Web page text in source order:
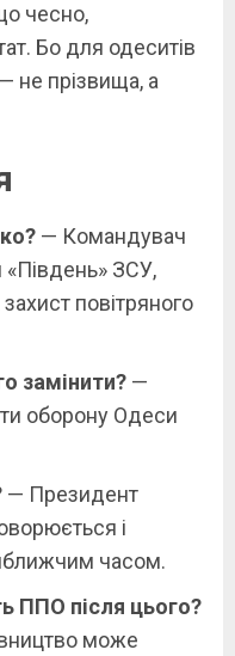
чесно,
Бо для одеситів
не прізвища, а
— Командувач
«Південь» ЗСУ,
повітряного
замінити? —
оборону Одеси
— Президент
і
часом.
ППО після цього?
може